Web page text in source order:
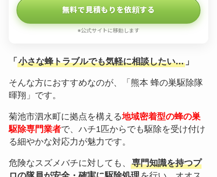
無料で見積もりを依頼する
※公式サイトに移動します
「 小さな蜂トラブルでも気軽に相談したい…」
そんな方におすすめなのが、「熊本 蜂の巣駆除隊
暉翔」です。
菊池市泗水町に拠点を構える地域密着型の蜂の巣
駆除専門業者で、ハチ1匹からでも駆除を受け付け
る細やかな対応力が魅力です。
危険なスズメバチに対しても、 専門知識を持つプ